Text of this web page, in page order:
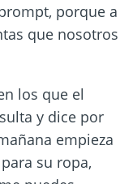
porque a
que nosotros
los que el
y dice por
empieza
su ropa,